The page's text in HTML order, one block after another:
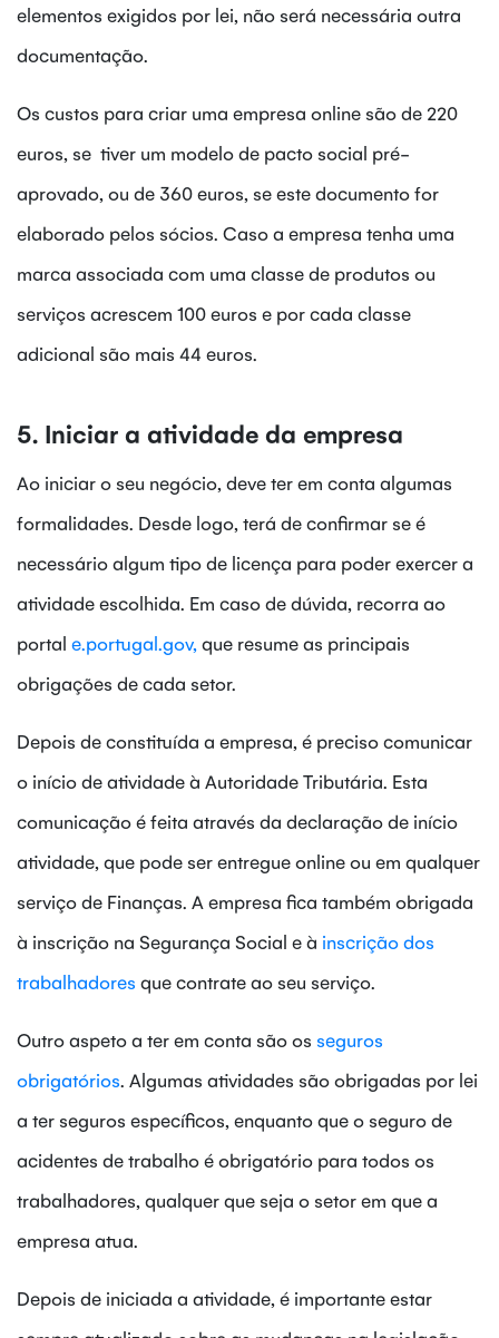
elementos exigidos por lei, não será necessária outra
documentação.
Os custos para criar uma empresa online são de 220
euros, se tiver um modelo de pacto social pré-
aprovado, ou de 360 euros, se este documento for
elaborado pelos sócios. Caso a empresa tenha uma
marca associada com uma classe de produtos ou
serviços acrescem 100 euros e por cada classe
adicional são mais 44 euros.
5. Iniciar a atividade da empresa
Ao iniciar o seu negócio, deve ter em conta algumas
formalidades. Desde logo, terá de confirmar se é
necessário algum tipo de licença para poder exercer a
atividade escolhida. Em caso de dúvida, recorra ao
portal e.portugal.gov, que resume as principais
obrigações de cada setor.
Depois de constituída a empresa, é preciso comunicar
o início de atividade à Autoridade Tributária. Esta
comunicação é feita através da declaração de início
atividade, que pode ser entregue online ou em qualquer
serviço de Finanças. A empresa fica também obrigada
à inscrição na Segurança Social e à inscrição dos
trabalhadores que contrate ao seu serviço.
Outro aspeto a ter em conta são os seguros
obrigatórios. Algumas atividades são obrigadas por lei
a ter seguros específicos, enquanto que o seguro de
acidentes de trabalho é obrigatório para todos os
trabalhadores, qualquer que seja o setor em que a
empresa atua.
Depois de iniciada a atividade, é importante estar